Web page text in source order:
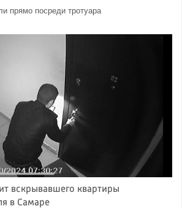
прямо посреди тротуара
вскрывавшего квартиры
в Самаре